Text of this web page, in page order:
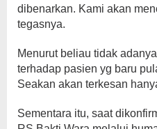
dibenarkan. Kami akan
tegasnya.
Menurut beliau tidak
terhadap pasien yg baru
Seakan akan terkesan
Sementara itu, saat